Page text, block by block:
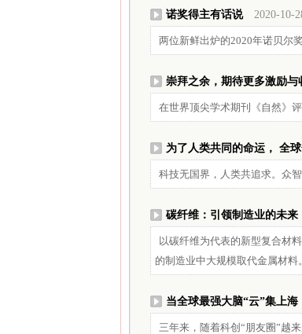
诺奖得主有话说 2020-10-
两位新鲜出炉的2020年诺贝尔
崇拜之余，期待更多激励与
在世界顶尖学术期刊《自然》
为了人类共同的命运， 全
科技无国界，人类共追求。众智
碳纤维：引领制造业的未来
以碳纤维为代表的新型复合材
的制造业中大规模取代金属材料。
当全球最强大脑“云”集上海
三年来，随着科创“朋友圈”越